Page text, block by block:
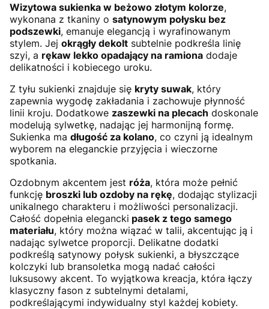
Wizytowa sukienka w beżowo złotym kolorze,
wykonana z tkaniny o satynowym połysku bez
podszewki, emanuje elegancją i wyrafinowanym
stylem. Jej okrągły dekolt subtelnie podkreśla linię
szyi, a rękaw lekko opadający na ramiona dodaje
delikatności i kobiecego uroku.
Z tyłu sukienki znajduje się kryty suwak, który
zapewnia wygodę zakładania i zachowuje płynność
linii kroju. Dodatkowe zaszewki na plecach doskonale
modelują sylwetkę, nadając jej harmonijną formę.
Sukienka ma długość za kolano, co czyni ją idealnym
wyborem na eleganckie przyjęcia i wieczorne
spotkania.
Ozdobnym akcentem jest róża, która może pełnić
funkcję broszki lub ozdoby na rękę, dodając stylizacji
unikalnego charakteru i możliwości personalizacji.
Całość dopełnia elegancki pasek z tego samego
materiału, który można wiązać w talii, akcentując ją i
nadając sylwetce proporcji. Delikatne dodatki
podkreślą satynowy połysk sukienki, a błyszczące
kolczyki lub bransoletka mogą nadać całości
luksusowy akcent. To wyjątkowa kreacja, która łączy
klasyczny fason z subtelnymi detalami,
podkreślającymi indywidualny styl każdej kobiety.